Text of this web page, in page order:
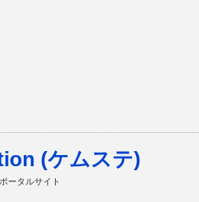
(ケムステ)
ータルサイト